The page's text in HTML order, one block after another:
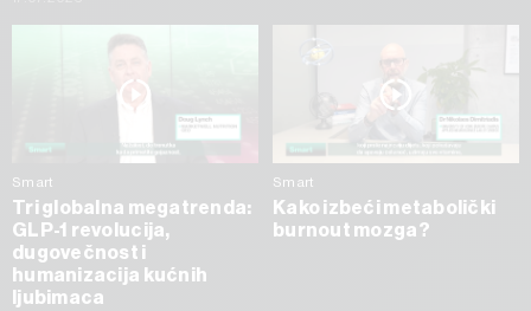
Smart
Tri globalna megatrenda:
GLP-1 revolucija,
dugovečnost i
humanizacija kućnih
ljubimaca
Smart
Kako izbeći metabolički
burnout mozga?